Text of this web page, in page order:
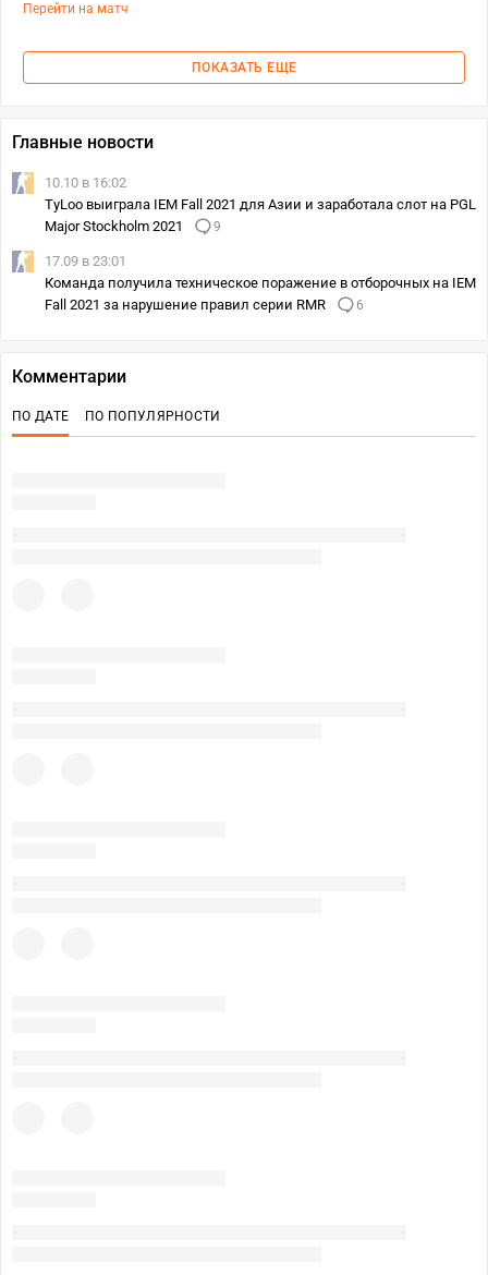
Перейти на матч
ПОКАЗАТЬ ЕЩЕ
Главные новости
10.10 в 16:02
TyLoo выиграла IEM Fall 2021 для Азии и заработала слот на PGL
Major Stockholm 2021
9
17.09 в 23:01
Команда получила техническое поражение в отборочных на IEM
Fall 2021 за нарушение правил серии RMR
6
Комментарии
ПО ДАТЕ ПО ПОПУЛЯРНОСТИ